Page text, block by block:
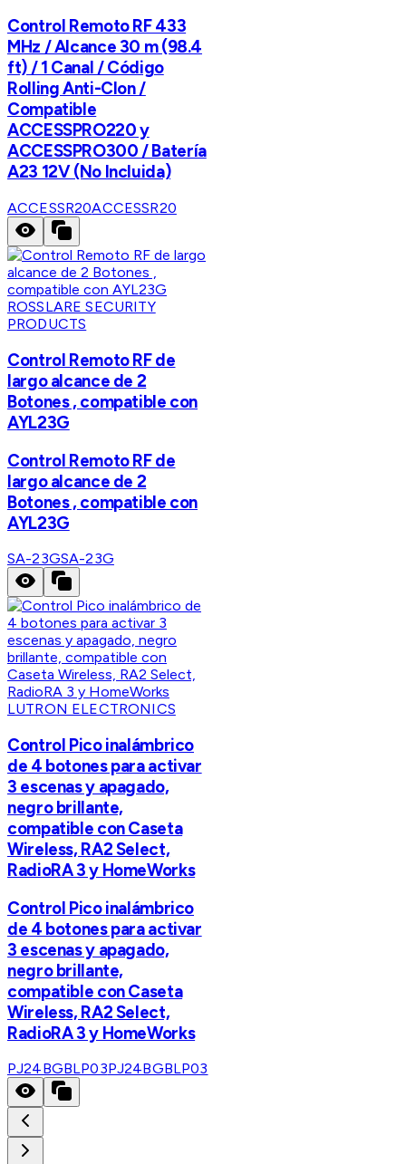
Control Remoto RF 433
MHz / Alcance 30 m (98.4
ft) / 1 Canal / Código
Rolling Anti-Clon /
Compatible
ACCESSPRO220 y
ACCESSPRO300 / Batería
A23 12V (No Incluida)
ACCESSR20ACCESSR20
ROSSLARE SECURITY
PRODUCTS
Control Remoto RF de
largo alcance de 2
Botones , compatible con
AYL23G
Control Remoto RF de
largo alcance de 2
Botones , compatible con
AYL23G
SA-23GSA-23G
LUTRON ELECTRONICS
Control Pico inalámbrico
de 4 botones para activar
3 escenas y apagado,
negro brillante,
compatible con Caseta
Wireless, RA2 Select,
RadioRA 3 y HomeWorks
Control Pico inalámbrico
de 4 botones para activar
3 escenas y apagado,
negro brillante,
compatible con Caseta
Wireless, RA2 Select,
RadioRA 3 y HomeWorks
PJ24BGBLP03PJ24BGBLP03